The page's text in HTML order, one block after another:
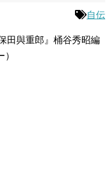
自伝
田與重郎』桶谷秀昭編